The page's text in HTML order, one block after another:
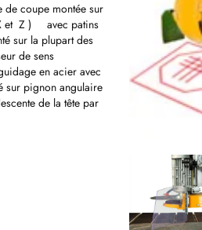
de coupe montée sur
et Z ) avec patins
sur la plupart des
de sens
en acier avec
sur pignon angulaire
de la tête par